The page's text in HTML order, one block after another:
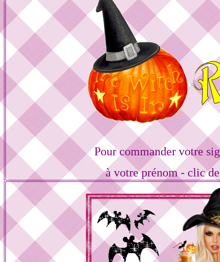
Pour commander votre
à votre prénom - clic